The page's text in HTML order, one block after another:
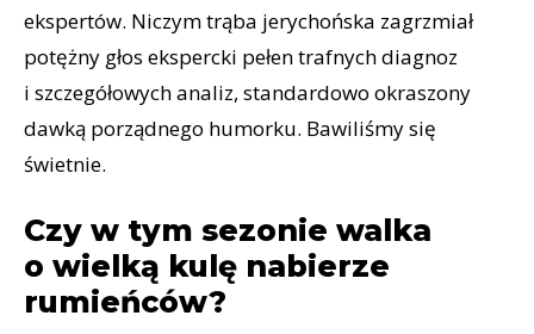
ekspertów. Niczym trąba jerychońska zagrzmiał
potężny głos ekspercki pełen trafnych diagnoz
i szczegółowych analiz, standardowo okraszony
dawką porządnego humorku. Bawiliśmy się
świetnie.
Czy w tym sezonie walka
o wielką kulę nabierze
rumieńców?